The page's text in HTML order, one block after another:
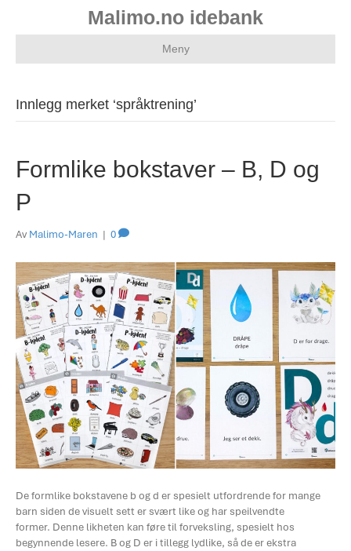
Malimo.no idebank
Meny
Innlegg merket ‘språktrening’
Formlike bokstaver – B, D og
P
Av Malimo-Maren | 0
De formlike bokstavene b og d er spesielt utfordrende for mange
barn siden de visuelt sett er svært like og har speilvendte
former. Denne likheten kan føre til forveksling, spesielt hos
begynnende lesere. B og D er i tillegg lydlike, så de er ekstra